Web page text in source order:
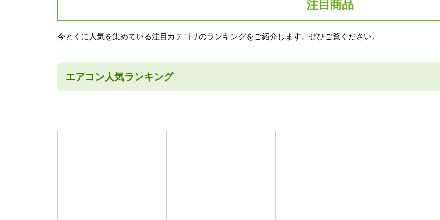
注目商品
今とくに人気を集めている注目カテゴリのランキングをご紹介します。ぜひご覧ください。
エアコン人気ランキング
当店人気 当店人気 当店人気